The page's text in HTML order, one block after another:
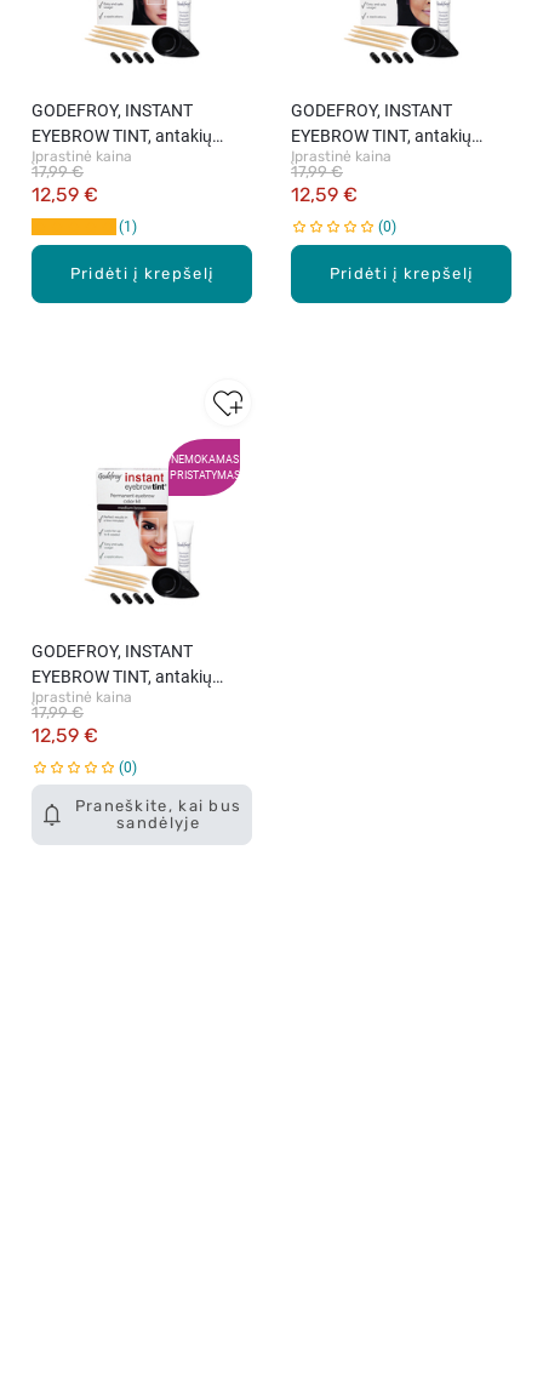
Pridėti į krepšelį
GODEFROY, INSTANT
EYEBROW TINT, antakių
dažai, Dark Brown, 1 vnt.
Įprastinė kaina
12,59 €
17,99 €
1
Pridėti į krepšelį
GODEFROY, INSTANT
EYEBROW TINT, antakių
dažai, Natural Black, 1 vnt.
Įprastinė kaina
12,59 €
17,99 €
0
NEMOKAMAS
PRISTATYMAS
Praneškite, kai bus
sandėlyje
GODEFROY, INSTANT
EYEBROW TINT, antakių
dažai, Medium Brown, 1 vnt.
Įprastinė kaina
12,59 €
17,99 €
0